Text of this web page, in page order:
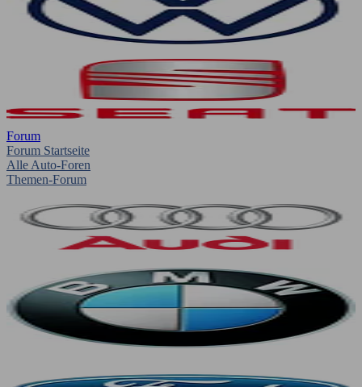
Forum
Forum Startseite
Alle Auto-Foren
Themen-Forum